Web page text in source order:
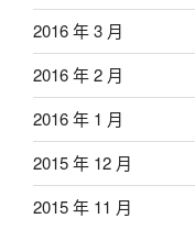
2016 年 3 月
2016 年 2 月
2016 年 1 月
2015 年 12 月
2015 年 11 月